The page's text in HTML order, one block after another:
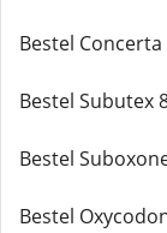
Bestel
Bestel Subutex
Bestel
Bestel